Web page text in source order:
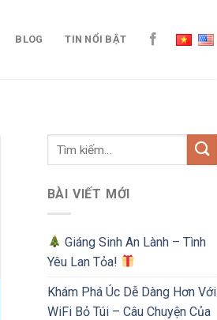
BLOG TIN NỔI BẬT
BÀI VIẾT MỚI
Giáng Sinh An Lành – Tình
Yêu Lan Tỏa!
Khám Phá Úc Dễ Dàng Hơn Với
WiFi Bỏ Túi – Câu Chuyện Của